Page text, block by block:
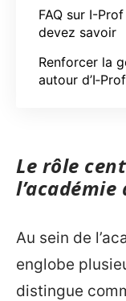
FAQ sur I-
devez savoir
Renforcer la
autour d’I‑Prof
Le rôle
l’académie
Au sein de
englobe
distingue